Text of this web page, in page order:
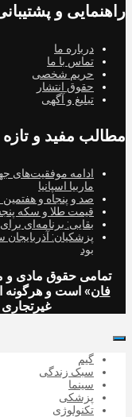
راهنمایی و
درباره ما
تماس با ما
حریم شخصی
حقوق انتشار
تبلیغ و آگهی
مطالب مفید و تازه
ادامه موفقیت‌های
ماربیا اسپانیا
صد و پنجاه و
قیمت طلا و سکه پنجشنبه
بقایی: برنامه‌ای
پزشکیان:
بود
تمامی حقوق مادی و
فان» است و هرگونه
گیم
سبک زندگی
سینما
پزشکی
تکنولوژی